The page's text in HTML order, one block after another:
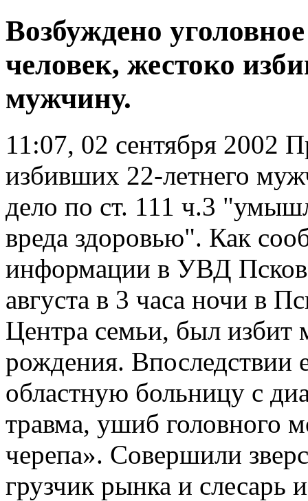
Возбуждено
человек, жестоко
мужчину.
11:07, 02 сентября 2002
избивших 22-летнего
дело по ст. 111 ч.3
вреда здоровью". Как
информации в УВД
августа в 3 часа ночи в
Центра семьи, был избит
рождения. Впоследствии
областную больницу с
травма, ушиб головного
черепа». Совершили
грузчик рынка и